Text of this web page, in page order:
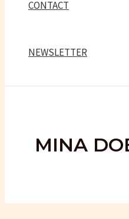
CONTACT
NEWSLETTER
MINA